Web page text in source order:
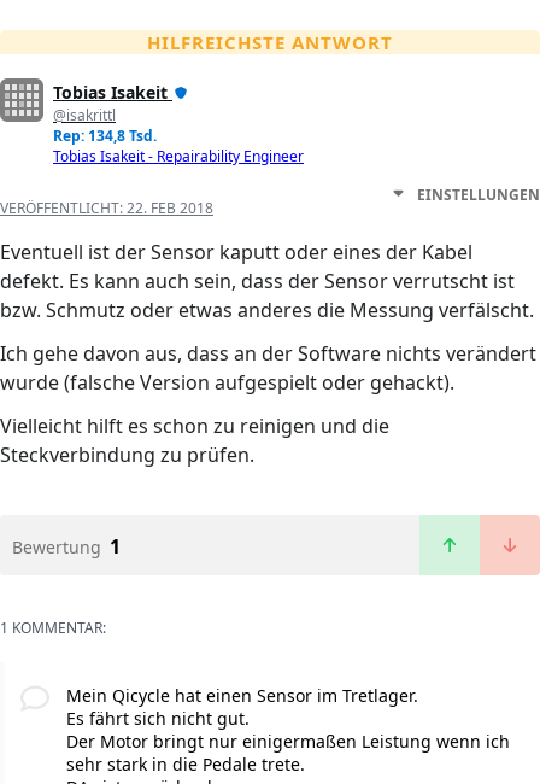
HILFREICHSTE ANTWORT
Tobias Isakeit
@isakrittl
Rep: 134,8 Tsd.
Tobias Isakeit - Repairability Engineer
VERÖFFENTLICHT:22. FEB 2018
EINSTELLUNGEN
Eventuell ist der Sensor kaputt oder eines der Kabel
defekt. Es kann auch sein, dass der Sensor verrutscht ist
bzw. Schmutz oder etwas anderes die Messung verfälscht.
Ich gehe davon aus, dass an der Software nichts verändert
wurde (falsche Version aufgespielt oder gehackt).
Vielleicht hilft es schon zu reinigen und die
Steckverbindung zu prüfen.
Bewertung 1
1 KOMMENTAR:
Mein Qicycle hat einen Sensor im Tretlager.
Es fährt sich nicht gut.
Der Motor bringt nur einigermaßen Leistung wenn ich
sehr stark in die Pedale trete.